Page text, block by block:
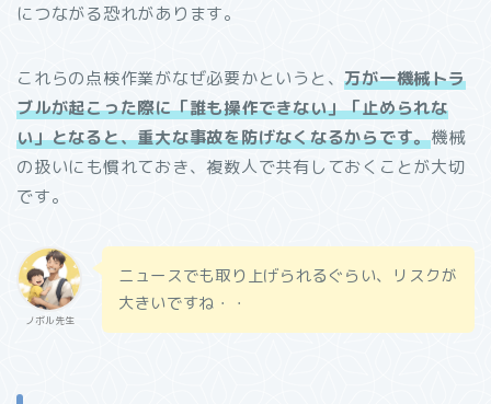
につながる恐れがあります。
これらの点検作業がなぜ必要かというと、万が一機械トラ
ブルが起こった際に「誰も操作できない」「止められな
い」となると、重大な事故を防げなくなるからです。機械
の扱いにも慣れておき、複数人で共有しておくことが大切
です。
ノボル先生
ニュースでも取り上げられるぐらい、リスクが
大きいですね・・